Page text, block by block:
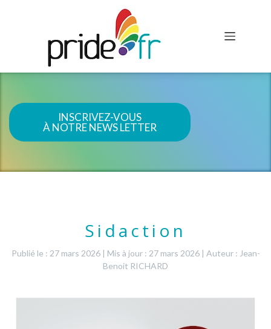
INSCRIVEZ-VOUS
À NOTRE NEWS LETTER
Sidaction
Publié le : 27 mars 2026| Mis à jour : 27 mars 2026| Auteur : Jean-
Benoit RICHARD